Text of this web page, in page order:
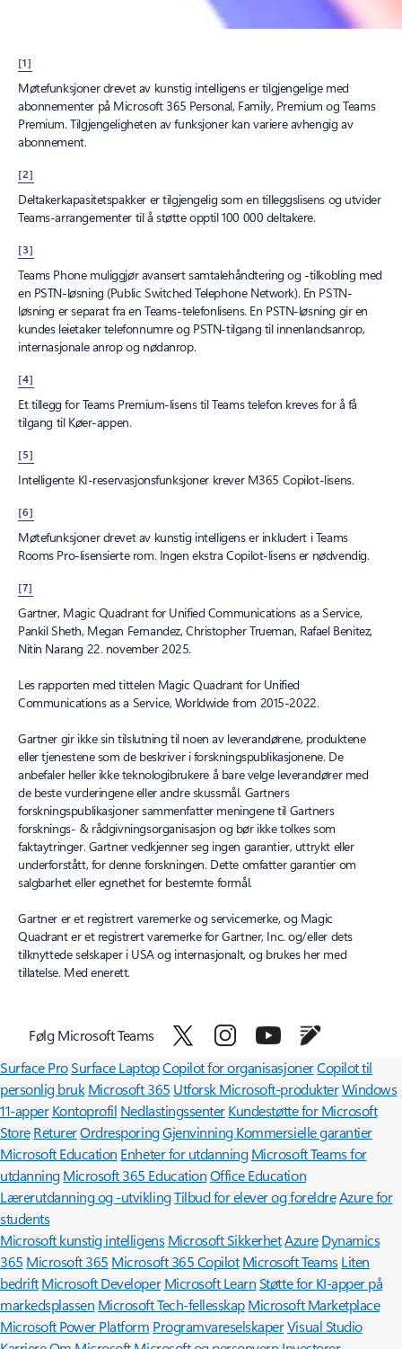
[1]
Møtefunksjoner drevet av kunstig intelligens er tilgjengelige med
abonnementer på Microsoft 365 Personal, Family, Premium og Teams
Premium. Tilgjengeligheten av funksjoner kan variere avhengig av
abonnement.
[2]
Deltakerkapasitetspakker er tilgjengelig som en tilleggslisens og utvider
Teams-arrangementer til å støtte opptil 100 000 deltakere.
[3]
Teams Phone muliggjør avansert samtalehåndtering og -tilkobling med
en PSTN-løsning (Public Switched Telephone Network). En PSTN-
løsning er separat fra en Teams-telefonlisens. En PSTN-løsning gir en
kundes leietaker telefonnumre og PSTN-tilgang til innenlandsanrop,
internasjonale anrop og nødanrop.
[4]
Et tillegg for Teams Premium-lisens til Teams telefon kreves for å få
tilgang til Køer-appen.
[5]
Intelligente KI-reservasjonsfunksjoner krever M365 Copilot-lisens.
[6]
Møtefunksjoner drevet av kunstig intelligens er inkludert i Teams
Rooms Pro-lisensierte rom. Ingen ekstra Copilot-lisens er nødvendig.
[7]
Gartner, Magic Quadrant for Unified Communications as a Service,
Pankil Sheth, Megan Fernandez, Christopher Trueman, Rafael Benitez,
Nitin Narang 22. november 2025.
Les rapporten med tittelen Magic Quadrant for Unified
Communications as a Service, Worldwide from 2015-2022.
Gartner gir ikke sin tilslutning til noen av leverandørene, produktene
eller tjenestene som de beskriver i forskningspublikasjonene. De
anbefaler heller ikke teknologibrukere å bare velge leverandører med
de beste vurderingene eller andre skussmål. Gartners
forskningspublikasjoner sammenfatter meningene til Gartners
forsknings- & rådgivningsorganisasjon og bør ikke tolkes som
faktaytringer. Gartner vedkjenner seg ingen garantier, uttrykt eller
underforstått, for denne forskningen. Dette omfatter garantier om
salgbarhet eller egnethet for bestemte formål.
Gartner er et registrert varemerke og servicemerke, og Magic
Quadrant er et registrert varemerke for Gartner, Inc. og/eller dets
tilknyttede selskaper i USA og internasjonalt, og brukes her med
tillatelse. Med enerett.
Følg Microsoft Teams
Surface ProSurface LaptopCopilot for organisasjonerCopilot til
personlig bruk Microsoft 365 Utforsk Microsoft-produkterWindows
11-apper Kontoprofil NedlastingssenterKundestøtte for Microsoft
Store ReturerOrdresporingGjenvinningKommersielle garantier
Microsoft Education Enheter for utdanning Microsoft Teams for
utdanning Microsoft 365 EducationOffice Education
Lærerutdanning og -utviklingTilbud for elever og foreldreAzure for
students
Microsoft kunstig intelligens Microsoft SikkerhetAzure Dynamics
365 Microsoft 365 Microsoft 365 Copilot Microsoft Teams Liten
bedrift Microsoft Developer Microsoft LearnStøtte for KI-apper på
markedsplassen Microsoft Tech-fellesskapMicrosoft Marketplace
Microsoft Power Platform ProgramvareselskaperVisual Studio